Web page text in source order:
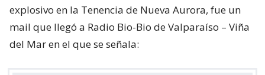
explosivo en la Tenencia de Nueva Aurora, fue un
mail que llegó a Radio Bio-Bio de Valparaíso – Viña
del Mar en el que se señala: